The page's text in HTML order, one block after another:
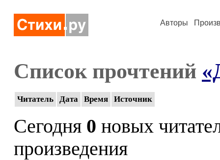
Авторы
Список прочтений
Читатель Дата Время Источник
Сегодня 0 новых
произведения